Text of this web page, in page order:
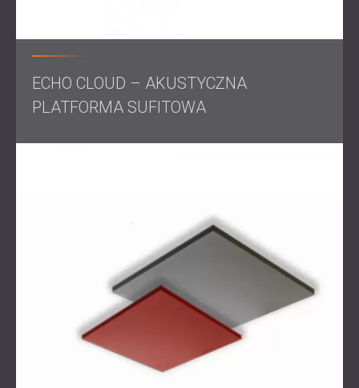
Ekrany akustyczne Echo Cloud zostały zainstalowane na
suficie, aby pochłaniać odbicia dźwięku o średniej i
Wall zostały zamontowane na newralgicznych obszarach
ścian, aby jeszcze bardziej ograniczyć odbicia dźwięku i
echo.
Oba produkty wybrano ze względu na ich właściwości
Interwencja znacząco poprawiła przejrzystość mowy,
umożliwiając bardziej produktywne rozmowy online i
niezakłócone spotkania twarzą w twarz.
Rozwiązanie to pozwoliło stworzyć zrównoważone,
dźwiękoszczelne środowisko, które usprawniło codzienne
użytkowanie pomieszczenia — a wszystko to bez
ECHO CLOUD – AKUSTYCZNA
PLATFORMA SUFITOWA